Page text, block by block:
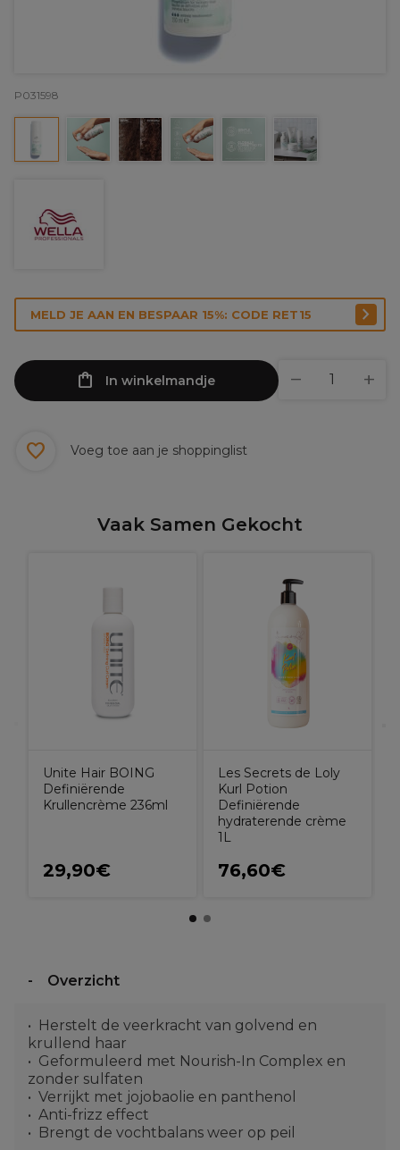
P031598
MELD JE AAN EN BESPAAR 15%: CODE RET15
In winkelmandje
Voeg toe aan je shoppinglist
Vaak Samen Gekocht
Unite Hair BOING
Definiërende
Krullencrème 236ml
29,90€
Les Secrets de Loly
Kurl Potion
Definiërende
hydraterende crème
1L
76,60€
Overzicht
Herstelt de veerkracht van golvend en
krullend haar
Geformuleerd met Nourish-In Complex en
zonder sulfaten
Verrijkt met jojobaolie en panthenol
Anti-frizz effect
Brengt de vochtbalans weer op peil